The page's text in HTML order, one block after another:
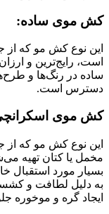
کش موی ساده:
این نوع کش مو که از
است، رایج‌ترین و
ساده در رنگ‌ها و
دسترس است.
کش موی
این نوع کش مو که از
مخمل یا کتان تهیه
بسیار مورد استقبال
به دلیل لطافت و
ایجاد گره و موخوره